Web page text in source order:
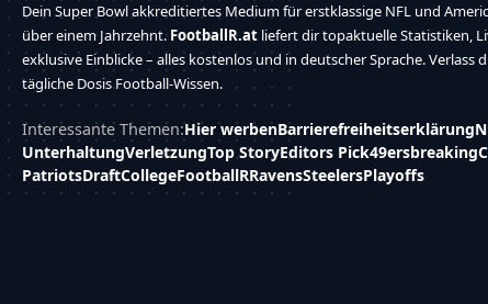
Dein Super Bowl akkreditiertes Medium für erstklassige NFL und
über einem Jahrzehnt.FootballR.at liefert dir topaktuelle Statistiken,
exklusive Einblicke – alles kostenlos und in deutscher Sprache. Verlass
tägliche Dosis Football-Wissen.
Interessante Themen:Hier werbenBarrierefreiheitserklärung
UnterhaltungVerletzungTop StoryEditors Pick49ersbreaking
PatriotsDraftCollegeFootballRRavensSteelersPlayoffs